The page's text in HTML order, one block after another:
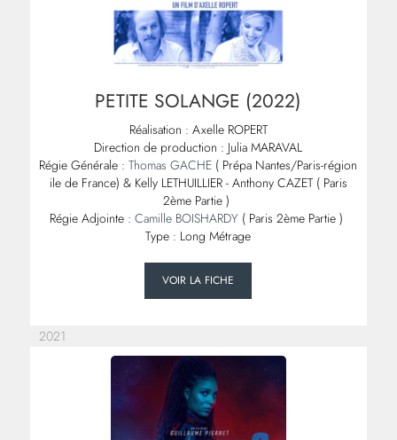
PETITE SOLANGE (2022)
Réalisation : Axelle ROPERT
Direction de production : Julia MARAVAL
Régie Générale :Thomas GACHE ( Prépa Nantes/Paris-région
ile de France) & Kelly LETHUILLIER - Anthony CAZET ( Paris
2ème Partie )
Régie Adjointe :Camille BOISHARDY ( Paris 2ème Partie )
Type : Long Métrage
VOIR LA FICHE
2021